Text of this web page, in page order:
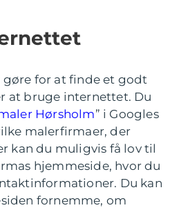
gøre for at finde et godt
at bruge internettet. Du
Hørsholm” i Googles
malerfirmaer, der
kan du muligvis få lov til
hjemmeside, hvor du
Du kan
fornemme, om